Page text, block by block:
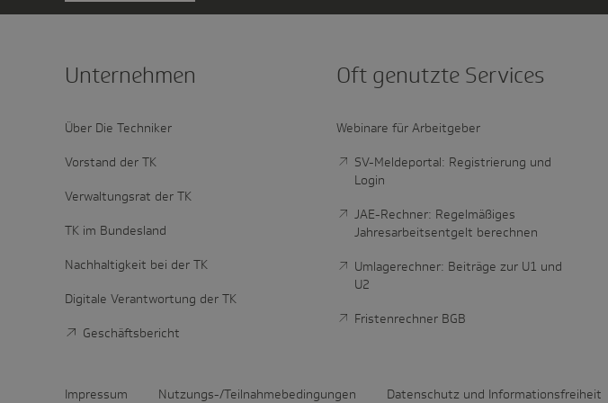
Unter­nehmen
Über Die Techniker
Vorstand der TK
Verwaltungsrat der TK
TK im Bundesland
Nachhaltigkeit bei der TK
Digitale Verantwortung der TK
Geschäftsbericht
Oft genutzte Services
Webinare für Arbeitgeber
SV-Meldeportal: Registrierung und
Login
JAE-Rechner: Regelmäßiges
Jahresarbeitsentgelt berechnen
Umlagerechner: Beiträge zur U1 und
U2
Fristenrechner BGB
Impressum Nutzungs-/Teilnahmebedingungen Datenschutz und Informationsfreiheit